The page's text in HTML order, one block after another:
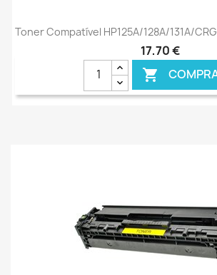
Toner Compatível HP125A/128A/131A/
17,70 €
